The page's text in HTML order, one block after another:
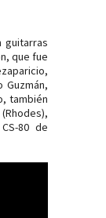
guitarras
que fue
también
80 de